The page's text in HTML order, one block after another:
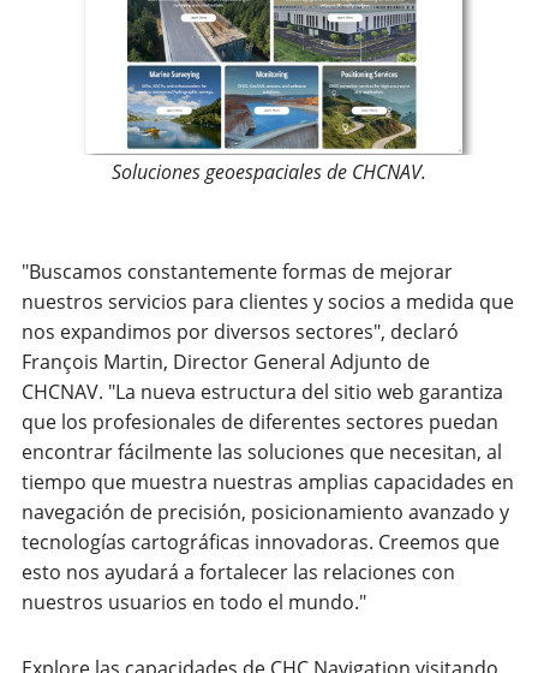
Soluciones geoespaciales de CHCNAV.
"Buscamos constantemente formas de mejorar
nuestros servicios para clientes y socios a medida que
nos expandimos por diversos sectores", declaró
François Martin, Director General Adjunto de
CHCNAV. "La nueva estructura del sitio web garantiza
que los profesionales de diferentes sectores puedan
encontrar fácilmente las soluciones que necesitan, al
tiempo que muestra nuestras amplias capacidades en
navegación de precisión, posicionamiento avanzado y
tecnologías cartográficas innovadoras. Creemos que
esto nos ayudará a fortalecer las relaciones con
nuestros usuarios en todo el mundo."